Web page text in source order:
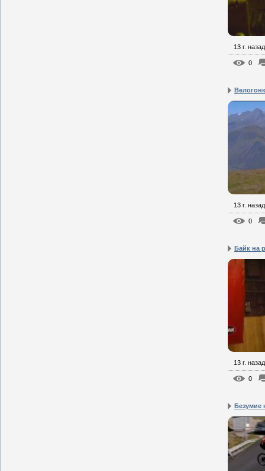
13 г. назад
0
13 г. назад
0
Байк на
13 г. назад
0
Безумие